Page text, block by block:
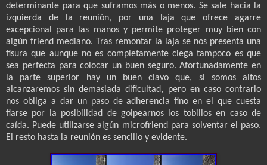
determinante para que suframos más o menos. Se sale hacia la
izquierda de la reunión, por una laja que ofrece agarre
excepcional para las manos y permite proteger muy bien con
algún friend mediano. Tras remontar la laja se nos presenta una
fisura que aunque no es completamente ciega tampoco es que
sea perfecta para colocar un buen seguro. Afortunadamente en
la parte superior hay un buen clavo que, si somos altos
alcanzaremos sin demasiada dificultad, pero en caso contrario
nos obliga a dar un paso de adherencia fino en el que cuesta
fiarse por la posibilidad de golpearnos los tobillos en caso de
caída. Puede utilizarse algún microfriend para solventar el paso.
El resto hasta la reunión es sencillo y evidente.